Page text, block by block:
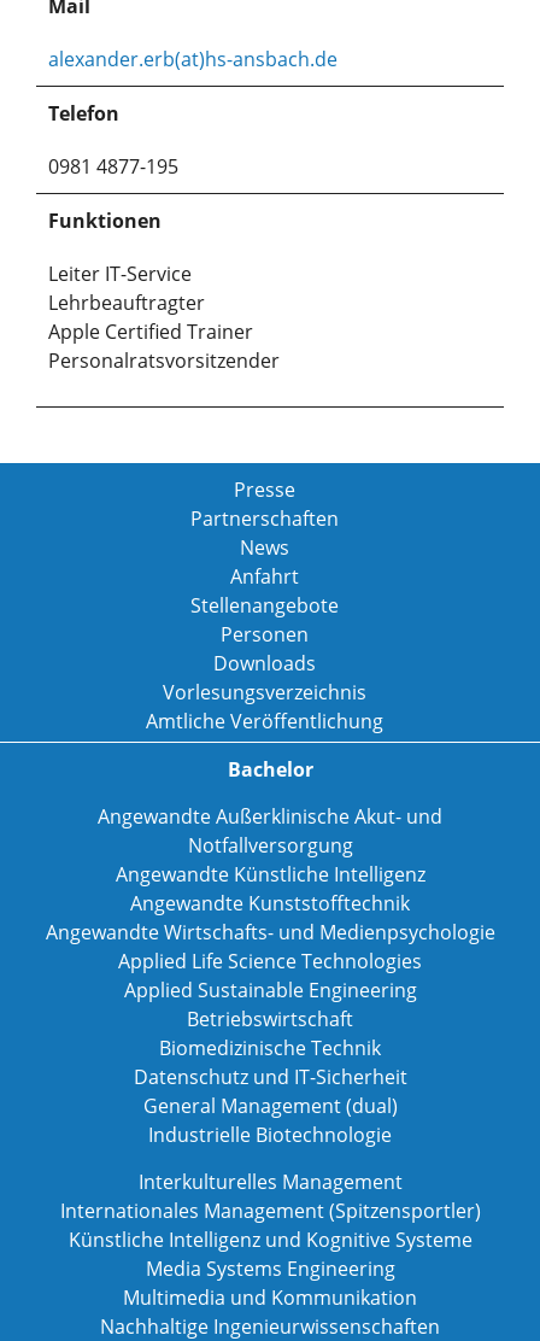
Mail
alexander.erb(at)hs-ansbach.de
Telefon
0981 4877-195
Funktionen
Leiter IT-Service
Lehrbeauftragter
Apple Certified Trainer
Personalratsvorsitzender
Presse
Partnerschaften
News
Anfahrt
Stellenangebote
Personen
Downloads
Vorlesungsverzeichnis
Amtliche Veröffentlichung
Bachelor
Angewandte Außerklinische Akut- und
Notfallversorgung
Angewandte Künstliche Intelligenz
Angewandte Kunststofftechnik
Angewandte Wirtschafts- und Medienpsychologie
Applied Life Science Technologies
Applied Sustainable Engineering
Betriebswirtschaft
Biomedizinische Technik
Datenschutz und IT-Sicherheit
General Management (dual)
Industrielle Biotechnologie
Interkulturelles Management
Internationales Management (Spitzensportler)
Künstliche Intelligenz und Kognitive Systeme
Media Systems Engineering
Multimedia und Kommunikation
Nachhaltige Ingenieurwissenschaften